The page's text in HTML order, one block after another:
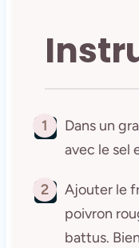
1
Dans un
avec le sel
2
Ajouter le
poivron
battus.